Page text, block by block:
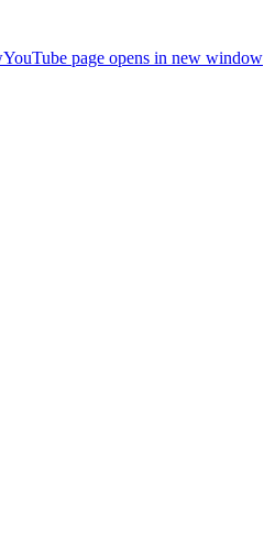
YouTube page opens in new window